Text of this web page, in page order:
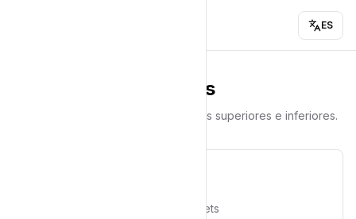
ES
🦷 Filtro de brackets
Añade brackets realistas a los dientes superiores e inferiores.
Sube una foto para añadir brackets